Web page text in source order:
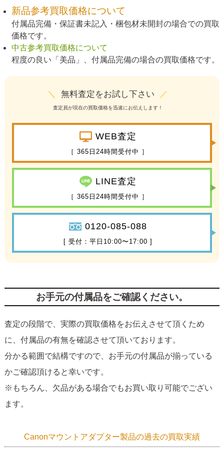
新品参考買取価格について
付属品完備・保証書未記入・梱包材未開封の場合での買取
価格です。
中古参考買取価格について
程度の良い「美品」、付属品完備の場合の買取価格です。
＼ 無料査定をお試し下さい ／
査定員が現在の買取価格を迅速にお伝えします！
WEB査定
［ 365日24時間受付中 ］
LINE査定
［ 365日24時間受付中 ］
0120-085-088
[ 受付：平日10:00〜17:00 ]
お手元の付属品をご確認ください。
査定の段階で、実際の買取価格をお伝えさせて頂くため
に、付属品の有無を確認させて頂いております。
分かる範囲で結構ですので、お手元の付属品が揃っている
かご確認頂けると幸いです。
※もちろん、欠品がある場合でもお買い取り可能でござい
ます。
Canonマウントアダプター製品の過去の買取実績